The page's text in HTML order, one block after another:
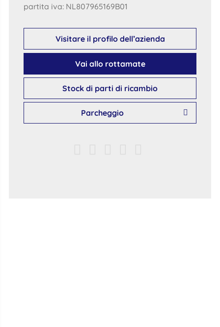
partita iva: NL807965169B01
Visitare il profilo dell’azienda
Vai allo rottamate
Stock di parti di ricambio
Parcheggio